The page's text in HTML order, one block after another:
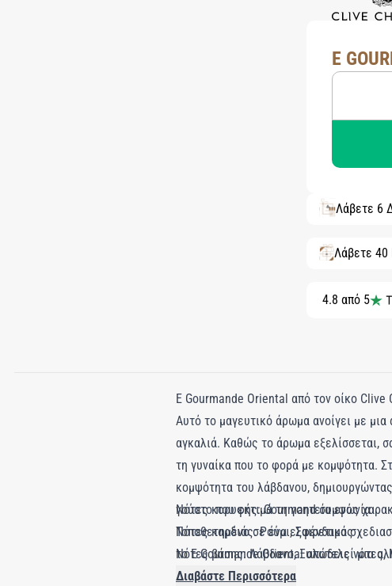
E
Λάβετε 6
Λάβετε 40
4.8 από 5
E Gourmande Oriental από τον οίκο Clive
Αυτό το μαγευτικό άρωμα ανοίγει με
αγκαλιά. Καθώς το άρωμα εξελίσσεται,
τη γυναίκα που το φορά με κομψότητα.
κομψότητα του λάβδανου,
γούστο που εκτιμά τη γοητεία ενός
Τοποθετημένο σε ένα εξαιρετικά
το E Gourmande Oriental αποτελεί μια
Νότες κορυφής: Gourmand συμφωνία
Νότες καρδιάς: Ρούμι, Σφένδαμος
Νότες βάσης: Λάβδανο, Ξυλώδεις νότες,
Διαβάστε Περισσότερα